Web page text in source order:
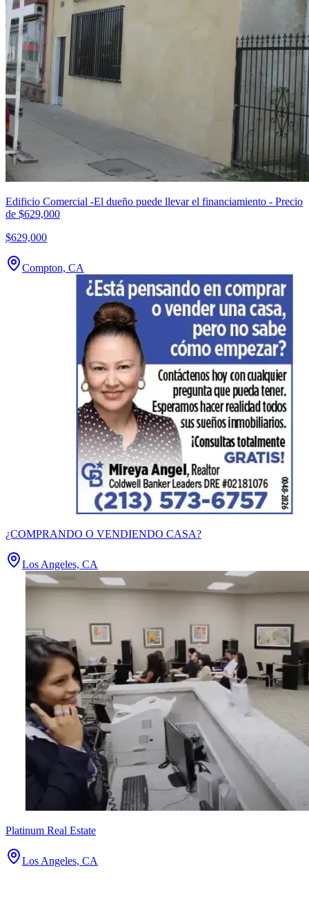
Edificio Comercial -El dueño puede llevar el financiamiento - Precio
de $629,000
$629,000
Compton, CA
¿COMPRANDO O VENDIENDO CASA?
Los Angeles, CA
Platinum Real Estate
Los Angeles, CA